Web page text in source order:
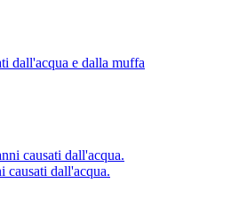
dall'acqua.